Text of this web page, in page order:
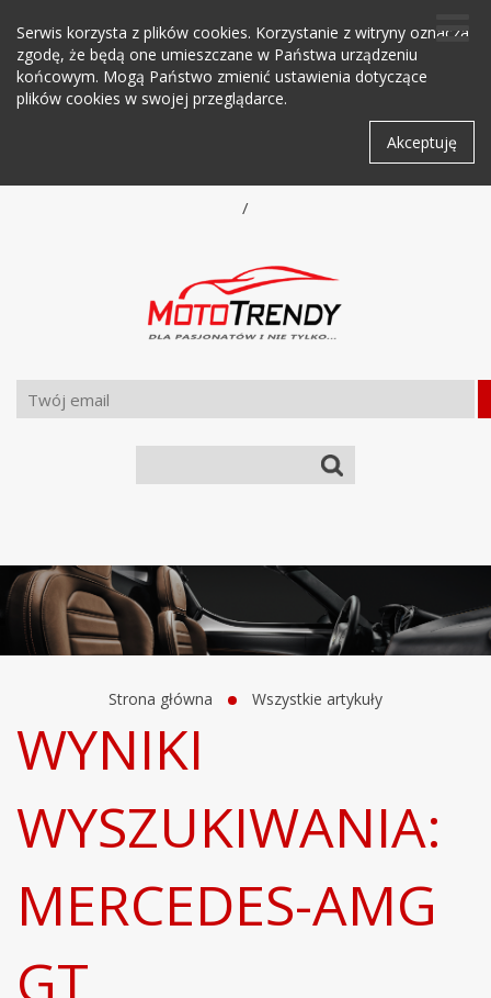
Serwis korzysta z plików cookies. Korzystanie z witryny oznacza
zgodę, że będą one umieszczane w Państwa urządzeniu
końcowym. Mogą Państwo zmienić ustawienia dotyczące
plików cookies w swojej przeglądarce.
Akceptuję
/
Strona główna Wszystkie artykuły
WYNIKI
WYSZUKIWANIA:
MERCEDES-AMG
GT